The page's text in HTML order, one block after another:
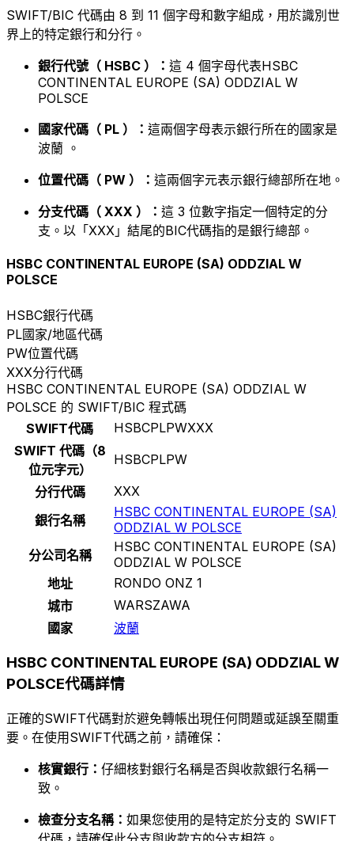
SWIFT/BIC 代碼由 8 到 11 個字母和數字組成，用於識別世
界上的特定銀行和分行。
銀行代號（ HSBC ）： 這 4 個字母代表HSBC
CONTINENTAL EUROPE (SA) ODDZIAL W
POLSCE
國家代碼（ PL ）： 這兩個字母表示銀行所在的國家是
波蘭 。
位置代碼（ PW ）： 這兩個字元表示銀行總部所在地。
分支代碼（ XXX ）： 這 3 位數字指定一個特定的分
支。以「XXX」結尾的BIC代碼指的是銀行總部。
HSBC CONTINENTAL EUROPE (SA) ODDZIAL W
POLSCE
HSBC銀行代碼
PL國家/地區代碼
PW位置代碼
XXX分行代碼
HSBC CONTINENTAL EUROPE (SA) ODDZIAL W
POLSCE 的 SWIFT/BIC 程式碼
SWIFT代碼
HSBCPLPWXXX
SWIFT 代碼（8
位元字元）
HSBCPLPW
分行代碼
XXX
銀行名稱
HSBC CONTINENTAL EUROPE (SA)
ODDZIAL W POLSCE
分公司名稱
HSBC CONTINENTAL EUROPE (SA)
ODDZIAL W POLSCE
地址
RONDO ONZ 1
城市
WARSZAWA
國家
波蘭
HSBC CONTINENTAL EUROPE (SA) ODDZIAL W
POLSCE代碼詳情
正確的SWIFT代碼對於避免轉帳出現任何問題或延誤至關重
要。在使用SWIFT代碼之前，請確保：
核實銀行： 仔細核對銀行名稱是否與收款銀行名稱一
致。
檢查分支名稱： 如果您使用的是特定於分支的 SWIFT